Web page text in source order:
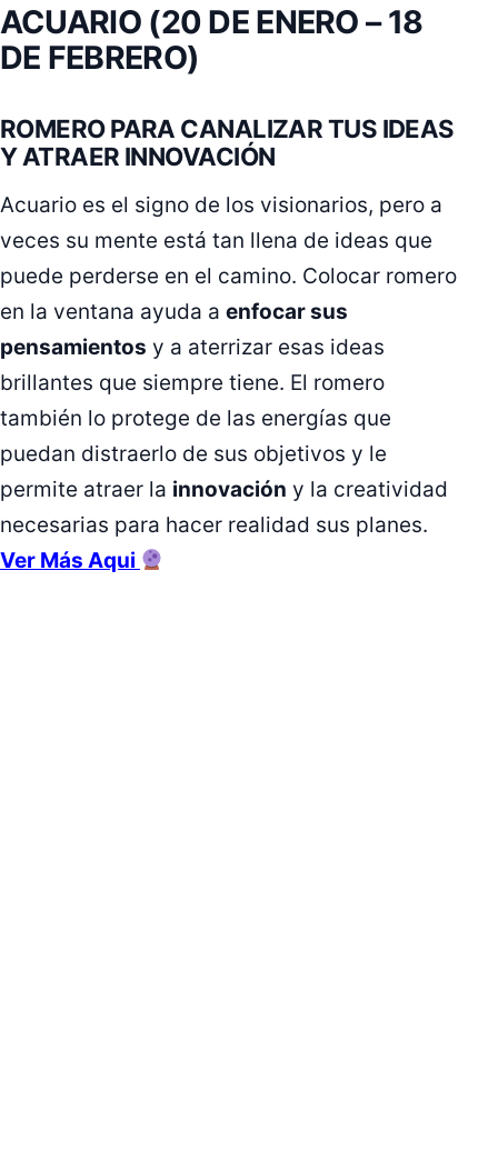
ACUARIO (20 DE ENERO – 18
DE FEBRERO)
ROMERO PARA CANALIZAR TUS IDEAS
Y ATRAER INNOVACIÓN
Acuario es el signo de los visionarios, pero a
veces su mente está tan llena de ideas que
puede perderse en el camino. Colocar romero
en la ventana ayuda a enfocar sus
pensamientos y a aterrizar esas ideas
brillantes que siempre tiene. El romero
también lo protege de las energías que
puedan distraerlo de sus objetivos y le
permite atraer la innovación y la creatividad
necesarias para hacer realidad sus planes.
Ver Más Aqui